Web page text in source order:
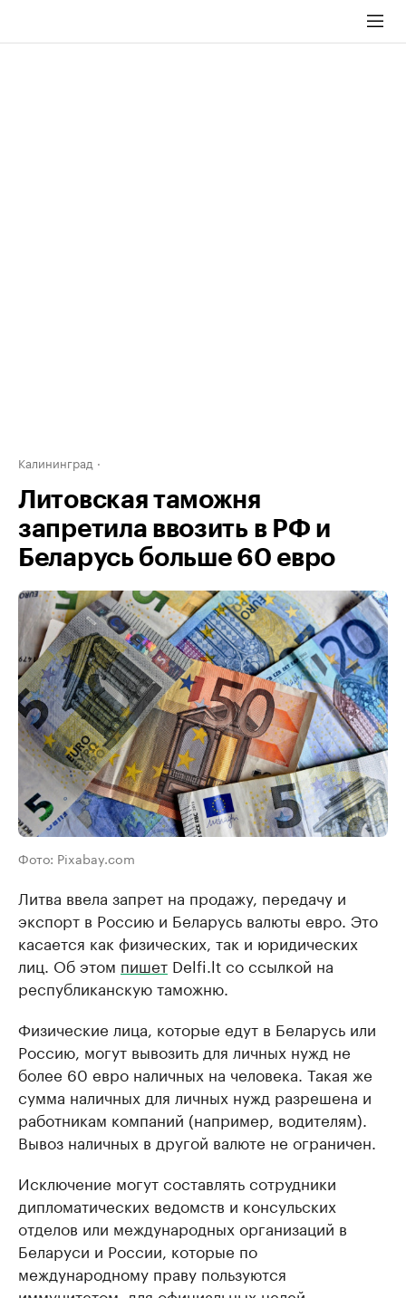
Калининград
Литовская таможня
запретила ввозить в РФ и
Беларусь больше 60 евро
Фото: Pixabay.com
Литва ввела запрет на продажу, передачу и
экспорт в Россию и Беларусь валюты евро. Это
касается как физических, так и юридических
лиц. Об этом пишет Delfi.lt со ссылкой на
республиканскую таможню.
Физические лица, которые едут в Беларусь или
Россию, могут вывозить для личных нужд не
более 60 евро наличных на человека. Такая же
сумма наличных для личных нужд разрешена и
работникам компаний (например, водителям).
Вывоз наличных в другой валюте не ограничен.
Исключение могут составлять сотрудники
дипломатических ведомств и консульских
отделов или международных организаций в
Беларуси и России, которые по
международному праву пользуются